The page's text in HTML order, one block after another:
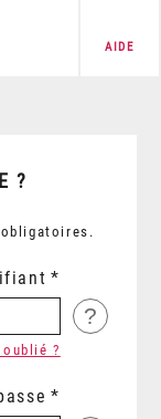
AIDE
?
?
?